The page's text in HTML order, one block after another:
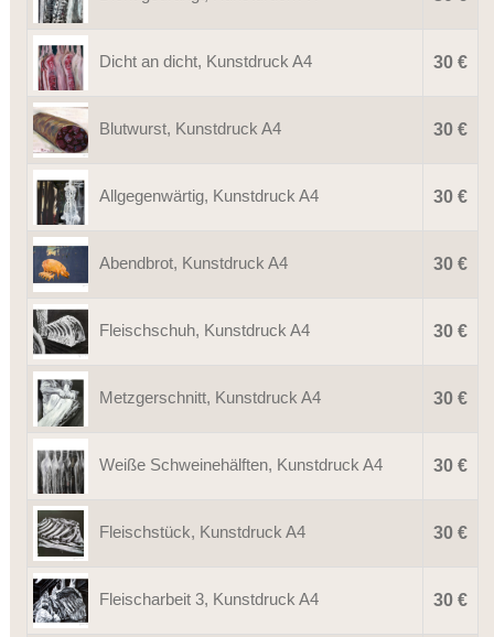
Dicht an dicht, Kunstdruck A4 30 €
Blutwurst, Kunstdruck A4 30 €
Allgegenwärtig, Kunstdruck A4 30 €
Abendbrot, Kunstdruck A4 30 €
Fleischschuh, Kunstdruck A4 30 €
Metzgerschnitt, Kunstdruck A4 30 €
Weiße Schweinehälften, Kunstdruck A4 30 €
Fleischstück, Kunstdruck A4 30 €
Fleischarbeit 3, Kunstdruck A4 30 €